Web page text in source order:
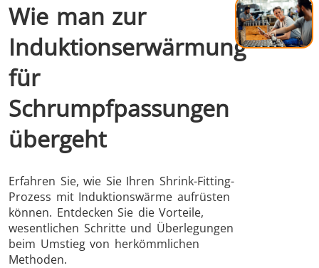
Hartlöten Weichlöten
Wie man zur
Induktionserwärmung
für
Schrumpfpassungen
übergeht
Erfahren Sie, wie Sie Ihren Shrink-Fitting-
Prozess mit Induktionswärme aufrüsten
können. Entdecken Sie die Vorteile,
wesentlichen Schritte und Überlegungen
beim Umstieg von herkömmlichen
Methoden.